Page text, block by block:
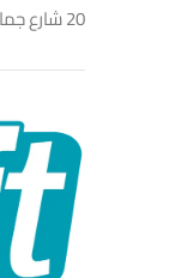
20 شارع جمال عبد الناصر، فيكتوريا ،على شارع عبد الناصر.